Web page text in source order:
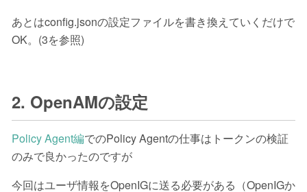
あとはconfig.jsonの設定ファイルを書き換えていくだけで
OK。(3を参照)
2. OpenAMの設定
Policy Agent編でのPolicy Agentの仕事はトークンの検証
のみで良かったのですが
今回はユーザ情報をOpenIGに送る必要がある（OpenIGか